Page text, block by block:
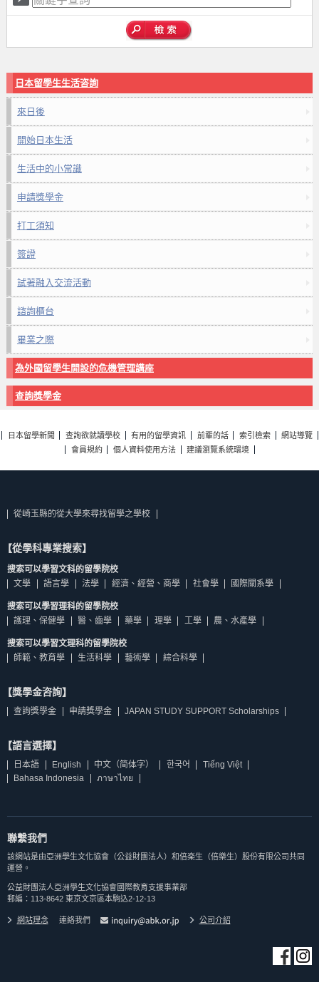
日本留學生生活咨詢
來日後
開始日本生活
生活中的小常識
申請獎學金
打工須知
簽證
試著融入交流活動
諮詢櫃台
畢業之際
為外國留學生開設的危機管理講座
查詢獎學金
日本留學新聞 查詢欲就讀學校 有用的留學資訊 前輩的話 索引檢索
網站導覽
會員規約
個人資料使用方法 建議瀏覽系統環境
從崎玉縣的從大學來尋找留學之學校
【從學科專業搜索】
搜索可以學習文科的留學院校
文學
語言學 法學 經濟、經營、商學 社會學 國際關系學
搜索可以學習理科的留學院校
護理、保健學
醫、齒學 藥學 理學 工學 農、水產學
搜索可以學習文理科的留學院校
師範、教育學
生活科學 藝術學 綜合科學
【獎學金咨詢】
查詢獎學金 申請獎學金 JAPAN STUDY SUPPORT Scholarships
【語言選擇】
日本語 English 中文（简体字） 한국어
Tiếng Việt
Bahasa Indonesia
ภาษาไทย
聯繫我們
該網站是由亞洲學生文化協會（公益財團法人）和倍楽生（倍樂生）股份有限公司共同
運營。
公益財團法人亞洲學生文化協會國際教育支援事業部
郵編：113-8642 東京文京區本駒込2-12-13
網站理念 連絡我們 公司介紹